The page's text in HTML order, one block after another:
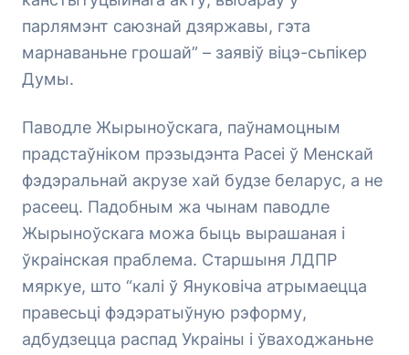
парлямэнт саюзнай дзяржавы, гэта
марнаваньне грошай” – заявіў віцэ-сьпікер
Думы.
Паводле Жырыноўскага, паўнамоцным
прадстаўніком прэзыдэнта Расеі ў Менскай
фэдэральнай акрузе хай будзе беларус, а не
расеец. Падобным жа чынам паводле
Жырыноўскага можа быць вырашаная і
ўкраінская праблема. Старшыня ЛДПР
мяркуе, што “калі ў Януковіча атрымаецца
правесьці фэдэратыўную рэформу,
адбудзецца распад Украіны і ўваходжаньне